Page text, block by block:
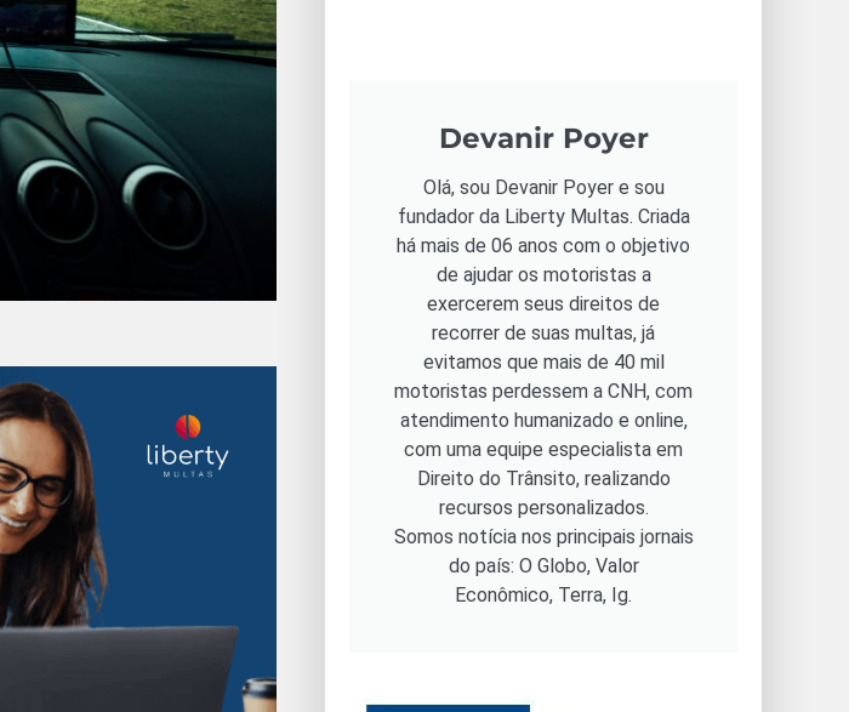
Devanir Poyer
Olá, sou Devanir Poyer e sou
fundador da Liberty Multas. Criada
há mais de 06 anos com o objetivo
de ajudar os motoristas a
exercerem seus direitos de
recorrer de suas multas, já
evitamos que mais de 40 mil
motoristas perdessem a CNH, com
atendimento humanizado e online,
com uma equipe especialista em
Direito do Trânsito, realizando
recursos personalizados.
Somos notícia nos principais jornais
do país: O Globo, Valor
Econômico, Terra, Ig.